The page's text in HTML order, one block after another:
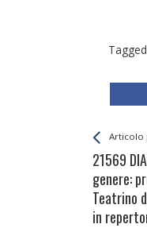
LeggiArticolo
21569
genere:
Teatrino
in
Back
All
Entries